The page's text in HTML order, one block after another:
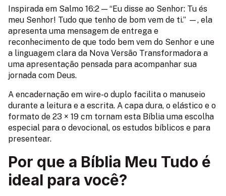
Inspirada em Salmo 16:2 — “Eu disse ao Senhor: Tu és
meu Senhor! Tudo que tenho de bom vem de ti.” —, ela
apresenta uma mensagem de entrega e
reconhecimento de que todo bem vem do Senhor e une
a linguagem clara da Nova Versão Transformadora a
uma apresentação pensada para acompanhar sua
jornada com Deus.
A encadernação em wire-o duplo facilita o manuseio
durante a leitura e a escrita. A capa dura, o elástico e o
formato de 23 × 19 cm tornam esta Bíblia uma escolha
especial para o devocional, os estudos bíblicos e para
presentear.
Por que a Bíblia Meu Tudo é
ideal para você?